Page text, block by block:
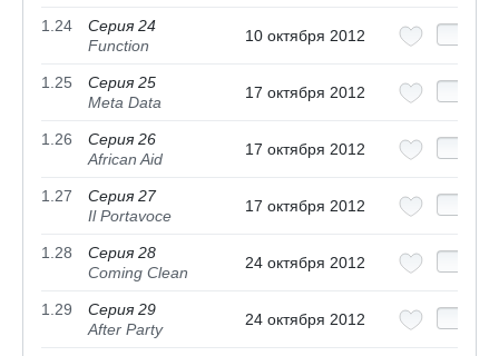
1.24
Серия 24
Function
10 октября 2012
1.25
Серия 25
Meta Data
17 октября 2012
1.26
Серия 26
African Aid
17 октября 2012
1.27
Серия 27
Il Portavoce
17 октября 2012
1.28
Серия 28
Coming Clean
24 октября 2012
1.29
Серия 29
After Party
24 октября 2012